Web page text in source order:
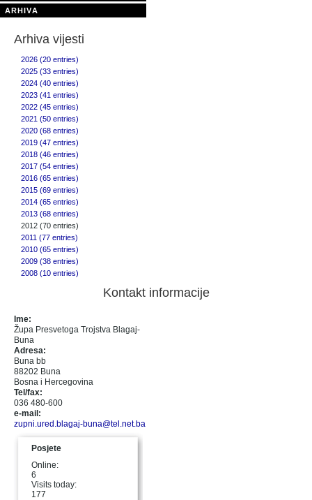
ARHIVA
Arhiva vijesti
2026 (20 entries)
2025 (33 entries)
2024 (40 entries)
2023 (41 entries)
2022 (45 entries)
2021 (50 entries)
2020 (68 entries)
2019 (47 entries)
2018 (46 entries)
2017 (54 entries)
2016 (65 entries)
2015 (69 entries)
2014 (65 entries)
2013 (68 entries)
2012 (70 entries)
2011 (77 entries)
2010 (65 entries)
2009 (38 entries)
2008 (10 entries)
Kontakt informacije
Ime:
Župa Presvetoga Trojstva Blagaj-
Buna
Adresa:
Buna bb
88202 Buna
Bosna i Hercegovina
Tel/fax:
036 480-600
e-mail:
zupni.ured.blagaj-buna@tel.net.ba
Posjete
Online:
6
Visits today:
177